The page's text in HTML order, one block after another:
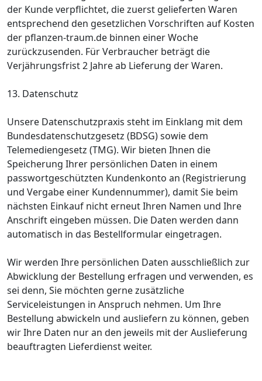
der Kunde verpflichtet, die zuerst gelieferten Waren
entsprechend den gesetzlichen Vorschriften auf Kosten
der pflanzen-traum.de binnen einer Woche
zurückzusenden. Für Verbraucher beträgt die
Verjährungsfrist 2 Jahre ab Lieferung der Waren.
13. Datenschutz
Unsere Datenschutzpraxis steht im Einklang mit dem
Bundesdatenschutzgesetz (BDSG) sowie dem
Telemediengesetz (TMG). Wir bieten Ihnen die
Speicherung Ihrer persönlichen Daten in einem
passwortgeschützten Kundenkonto an (Registrierung
und Vergabe einer Kundennummer), damit Sie beim
nächsten Einkauf nicht erneut Ihren Namen und Ihre
Anschrift eingeben müssen. Die Daten werden dann
automatisch in das Bestellformular eingetragen.
Wir werden Ihre persönlichen Daten ausschließlich zur
Abwicklung der Bestellung erfragen und verwenden, es
sei denn, Sie möchten gerne zusätzliche
Serviceleistungen in Anspruch nehmen. Um Ihre
Bestellung abwickeln und ausliefern zu können, geben
wir Ihre Daten nur an den jeweils mit der Auslieferung
beauftragten Lieferdienst weiter.